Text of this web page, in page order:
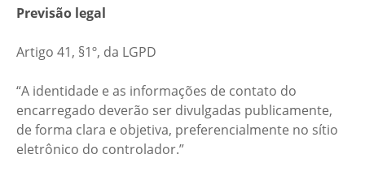
Previsão legal
Artigo 41, §1º, da LGPD
“A identidade e as informações de contato do
encarregado deverão ser divulgadas publicamente,
de forma clara e objetiva, preferencialmente no sítio
eletrônico do controlador.”